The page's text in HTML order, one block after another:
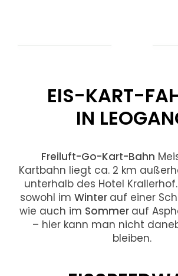
EIS-KART-
IN
Freiluft-Go-Kart-Bahn
Kartbahn liegt ca. 2 km
unterhalb des Hotel
sowohl im Winter auf einer
wie auch im Sommer auf
– hier kann man nicht
bleiben.